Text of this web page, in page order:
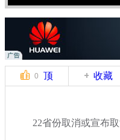
0 顶 收藏
22省份取消或宣布取